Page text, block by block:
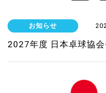
お知らせ
2027年度 日本卓球協